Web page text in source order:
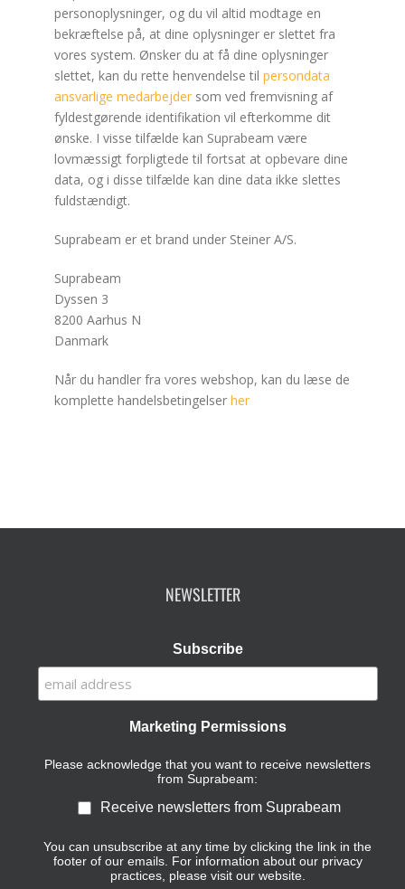
personoplysninger, og du vil altid modtage en
bekræftelse på, at dine oplysninger er slettet fra
vores system. Ønsker du at få dine oplysninger
slettet, kan du rette henvendelse til persondata
ansvarlige medarbejder som ved fremvisning af
fyldestgørende identifikation vil efterkomme dit
ønske. I visse tilfælde kan Suprabeam være
lovmæssigt forpligtede til fortsat at opbevare dine
data, og i disse tilfælde kan dine data ikke slettes
fuldstændigt.
Suprabeam er et brand under Steiner A/S.
Suprabeam
Dyssen 3
8200 Aarhus N
Danmark
Når du handler fra vores webshop, kan du læse de
komplette handelsbetingelser her
NEWSLETTER
Subscribe
Marketing Permissions
Please acknowledge that you want to receive newsletters
from Suprabeam:
Receive newsletters from Suprabeam
You can unsubscribe at any time by clicking the link in the
footer of our emails. For information about our privacy
practices, please visit our website.